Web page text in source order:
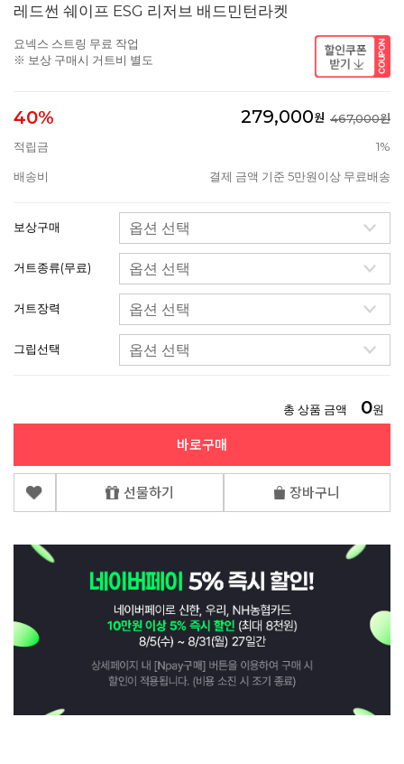
레드썬 쉐이프 ESG 리저브 배드민턴라켓
요넥스 스트링 무료 작업
※ 보상 구매시 거트비 별도
40% 279,000원 467,000원
적립금
1%
배송비 결제 금액 기준 5만원이상 무료배송
보상구매
거트종류(무료)
거트장력
그립선택
총 상품 금액 0원
바로구매
선물하기 장바구니